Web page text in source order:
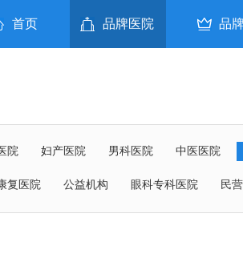
首页 品牌医院 品
院 妇产医院 男科医院 中医医院
复医院 公益机构 眼科专科医院 民